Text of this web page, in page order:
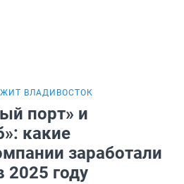
ВЛАДИВОСТОК
порт» и
какие
заработали
2025 году